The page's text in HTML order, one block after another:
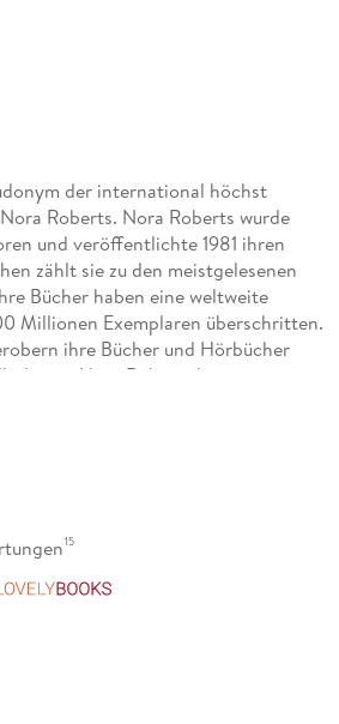
der international höchst
Roberts. Nora Roberts wurde
und veröffentlichte 1981 ihren
zählt sie zu den meistgelesenen
Bücher haben eine weltweite
Millionen Exemplaren überschritten.
ihre Bücher und Hörbücher
Nora Roberts hat zwei
15